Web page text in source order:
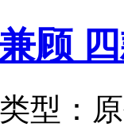
顾
类型：